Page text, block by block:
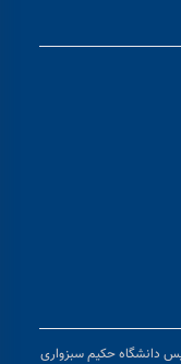
دانشگاه حکیم سبزواری